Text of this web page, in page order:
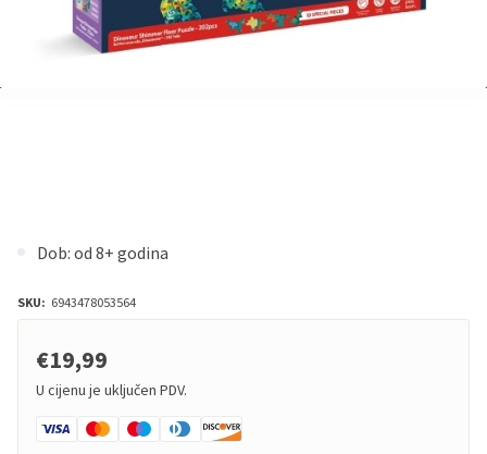
Dob: od 8+ godina
SKU: 6943478053564
€19,99
U cijenu je uključen PDV.